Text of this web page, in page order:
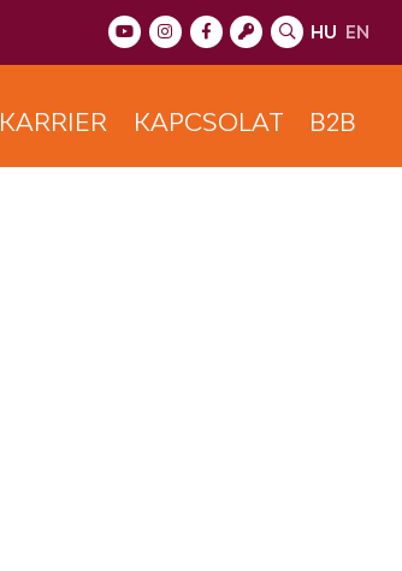
HU EN
KARRIER KAPCSOLAT B2B